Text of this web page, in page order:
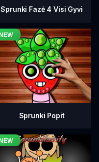
Sprunki Fazė 4 Visi Gyvi
Sprunki Popit